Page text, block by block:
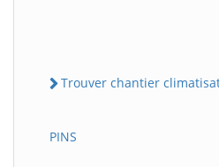
Trouver chantier
PINS